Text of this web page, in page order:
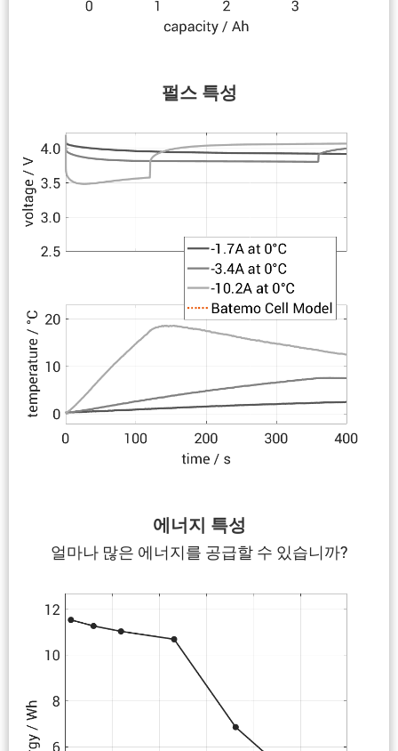
펄스 특성
에너지 특성
얼마나 많은 에너지를 공급할 수 있습니까?